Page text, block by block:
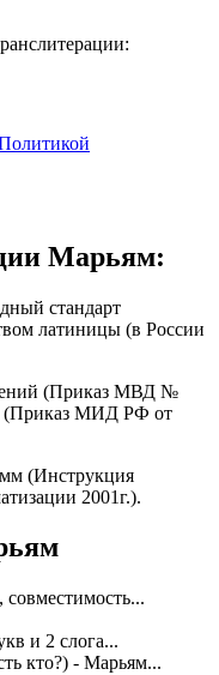
Марьям:
стандарт
латиницы (в России
(Приказ МВД №
(Приказ МИД РФ от
(Инструкция
2001г.).
совместимость...
и 2 слога...
кто?) - Марьям...